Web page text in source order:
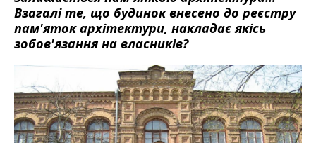
Взагалі те, що будинок внесено до реєстру
пам'яток архітектури, накладає якісь
зобов'язання на власників?